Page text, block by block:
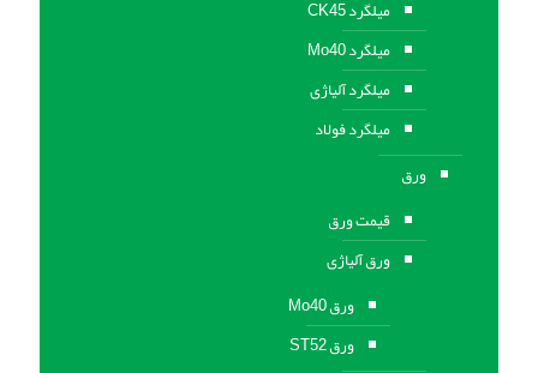
میلگرد CK45
میلگرد Mo40
میلگرد آلیاژی
میلگرد فولاد
ورق
قیمت ورق
ورق آلیاژی
ورق Mo40
ورق ST52